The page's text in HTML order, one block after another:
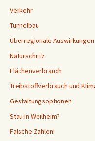
Verkehr
Tunnelbau
Überregionale Auswirkungen
Naturschutz
Flächenverbrauch
Treibstoffverbrauch und
Gestaltungsoptionen
Stau in Weilheim?
Falsche Zahlen!